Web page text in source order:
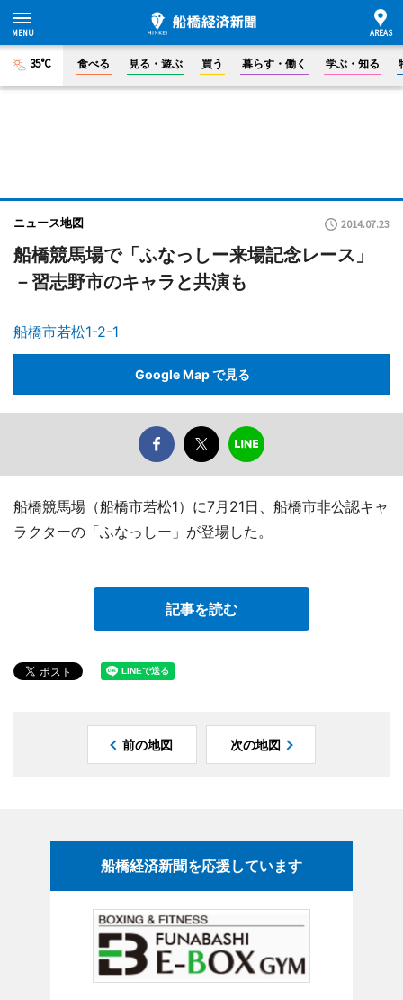
35°C 食べる 見る・遊ぶ 買う 暮らす・働く 学ぶ・知る
ニュース地図 2014.07.23
船橋競馬場で「ふなっしー来場記念レース」
－習志野市のキャラと共演も
船橋市若松1-2-1
Google Map で見る
船橋競馬場（船橋市若松1）に7月21日、船橋市非公認キャ
ラクターの「ふなっしー」が登場した。
記事を読む
前の地図 次の地図
船橋経済新聞を応援しています